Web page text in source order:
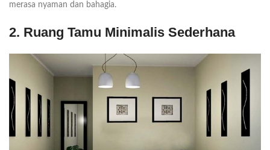
merasa nyaman dan bahagia.
2. Ruang Tamu Minimalis Sederhana